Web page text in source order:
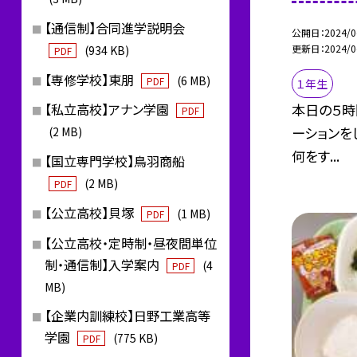
公開日 2024/
更新日 2024/
１年生
本日の５
ーションを
何をす...
【通信制】合同進学説明会
PDF (934 KB)
【専修学校】東朋 PDF (6 MB)
【私立高校】アナン学園 PDF
(2 MB)
【国立専門学校】鳥羽商船
PDF (2 MB)
【公立高校】貝塚 PDF (1 MB)
【公立高校・定時制・昼夜間単位
制・通信制】入学案内
PDF
(4
MB)
【企業内訓練校】日野工業高等
学園
PDF (775 KB)